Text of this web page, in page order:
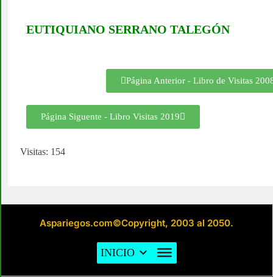
EUTIQUIANO SERRANO TALEGÓN
Página Anterior - Libro de Visitas
Página Siguente - Libro Visitas 2019
Visitas: 154
Aspariegos.com©Copyright, 2003 al 2050.
INICIO